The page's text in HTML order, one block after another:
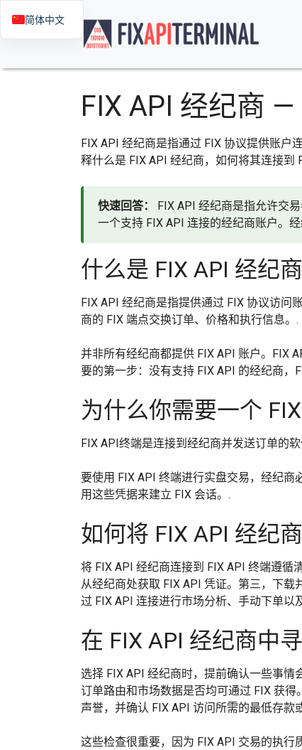
FIX API 经纪商
FIX API 经纪商是指通过 FIX 协议提供账户
释什么是 FIX API 经纪商，如何将其连接到
快速回答：
FIX API 经纪商是指允许交
一个支持 FIX API 连接的经纪商账户。
什么是 FIX API 经纪商
FIX API 经纪商是指提供通过 FIX 协议访
商的 FIX 端点交换订单、价格和执行信息。.
并非所有经纪商都提供 FIX API 账户。FIX
要的第一步：没有支持 FIX API 的经纪商，
为什么你需要一个
FIX API终端是连接到经纪商并发送订单的
要使用 FIX API 终端进行实盘交易，经纪
用这些凭据来建立 FIX 会话。.
如何将 FIX API 经纪
将 FIX API 经纪商连接到 FIX API 终端遵循
从经纪商处获取 FIX API 凭证。第三，下
过 FIX API 连接进行市场分析、手动下单以
在 FIX API 经纪商中
选择 FIX API 经纪商时，提前确认一些事情
订单路由和市场数据是否均可通过 FIX 获
声誉，并确认 FIX API 访问所需的最低存款
这些检查很重要，因为 FIX API 交易的执
简体中文